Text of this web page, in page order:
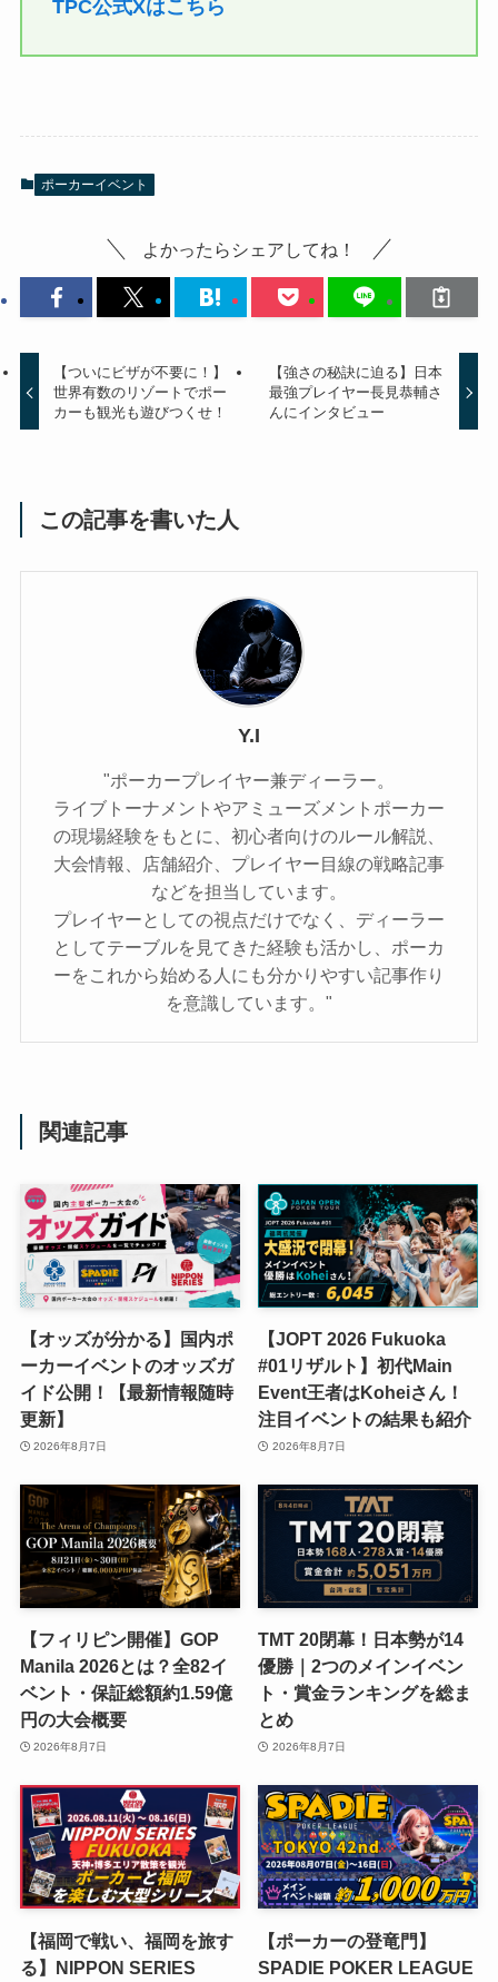
TPC公式Xはこちら
ポーカーイベント
よかったらシェアしてね！
【ついにビザが不要に！】
世界有数のリゾートでポー
カーも観光も遊びつくせ！
【強さの秘訣に迫る】日本
最強プレイヤー長見恭輔さ
んにインタビュー
この記事を書いた人
Y.I
"ポーカープレイヤー兼ディーラー。
ライブトーナメントやアミューズメントポーカー
の現場経験をもとに、初心者向けのルール解説、
大会情報、店舗紹介、プレイヤー目線の戦略記事
などを担当しています。
プレイヤーとしての視点だけでなく、ディーラー
としてテーブルを見てきた経験も活かし、ポーカ
ーをこれから始める人にも分かりやすい記事作り
を意識しています。"
関連記事
【オッズが分かる】国内ポ
ーカーイベントのオッズガ
イド公開！【最新情報随時
更新】
2026年8月7日
【JOPT 2026 Fukuoka
#01リザルト】初代Main
Event王者はKoheiさん！
注目イベントの結果も紹介
2026年8月7日
【フィリピン開催】GOP
Manila 2026とは？全82イ
ベント・保証総額約1.59億
円の大会概要
2026年8月7日
TMT 20閉幕！日本勢が14
優勝｜2つのメインイベン
ト・賞金ランキングを総ま
とめ
2026年8月7日
【福岡で戦い、福岡を旅す
る】NIPPON SERIES
【ポーカーの登竜門】
SPADIE POKER LEAGUE